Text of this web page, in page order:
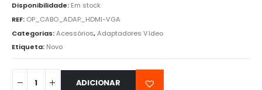
Disponibilidade: Em stock
REF: OP_CABO_ADAP_HDMI-VGA
Categorias:Acessórios,Adaptadores Vídeo
Etiqueta: Novo
ADICIONAR